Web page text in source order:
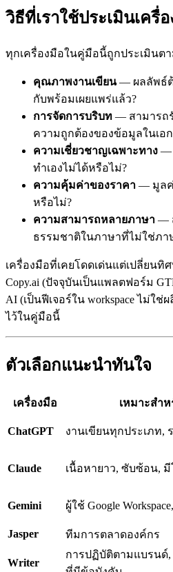
วิธีที่เราใช้ประเมินเครื่
ทุกเครื่องมือในคู่มือนี้ถูกประเมินต
คุณภาพงานเขียน— ผลลัพธ์ต้
กับพร้อมเผยแพร่แล้ว?
การจัดการบริบท — สามารถ
ความถูกต้องของข้อมูลในเอ
ความเชี่ยวชาญเฉพาะทาง —
ทำเองไม่ได้หรือไม่?
ความคุ้มค่าของราคา — มูลค่
หรือไม่?
ความสามารถหลายภาษา —
ธรรมชาติในภาษาที่ไม่ใช่ภา
เครื่องมือที่เคยโดดเด่นแต่เปลี่ยนทิ
Copy.ai (ปัจจุบันเป็นแพลตฟอร์ม
AI (เป็นฟีเจอร์ใน workspace ไม่ใ
ไว้ในคู่มือนี้
ตัวเลือกแนะนำทันใจ
เครื่องมือ เหมาะสำห
ChatGPT งานเขียนทุกประเภท,
Claude เนื้อหายาว, ซับซ้อน, มี
Gemini ผู้ใช้ Google
Jasper
ทีมการตลาดองค์กร
Writer
การปฏิบัติตามแบรนด์